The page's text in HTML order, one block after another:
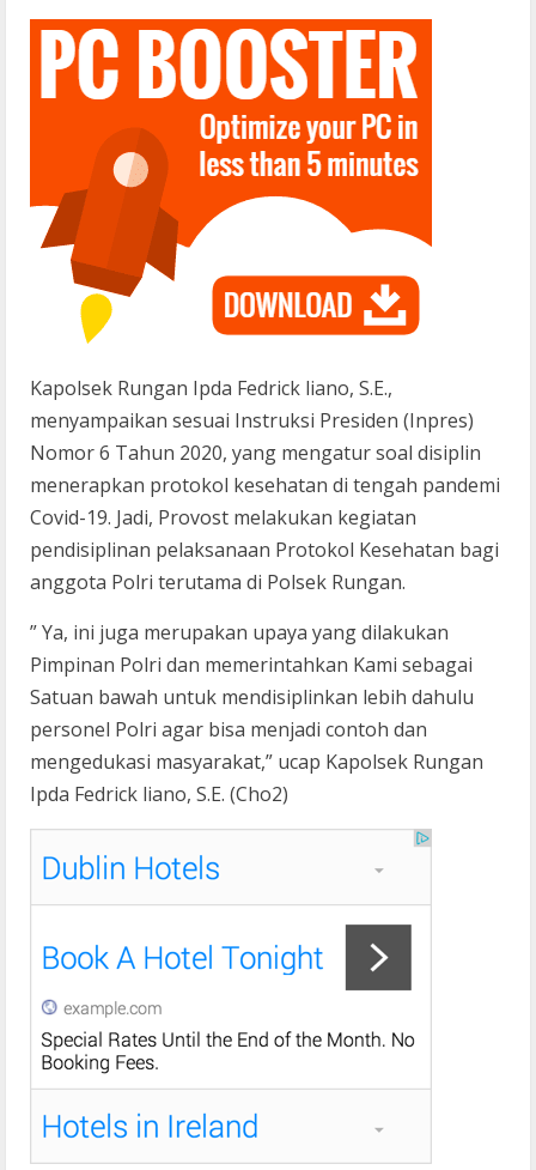
Kapolsek Rungan Ipda Fedrick liano, S.E.,
menyampaikan sesuai Instruksi Presiden (Inpres)
Nomor 6 Tahun 2020, yang mengatur soal disiplin
menerapkan protokol kesehatan di tengah pandemi
Covid-19. Jadi, Provost melakukan kegiatan
pendisiplinan pelaksanaan Protokol Kesehatan bagi
anggota Polri terutama di Polsek Rungan.
” Ya, ini juga merupakan upaya yang dilakukan
Pimpinan Polri dan memerintahkan Kami sebagai
Satuan bawah untuk mendisiplinkan lebih dahulu
personel Polri agar bisa menjadi contoh dan
mengedukasi masyarakat,” ucap Kapolsek Rungan
Ipda Fedrick liano, S.E. (Cho2)